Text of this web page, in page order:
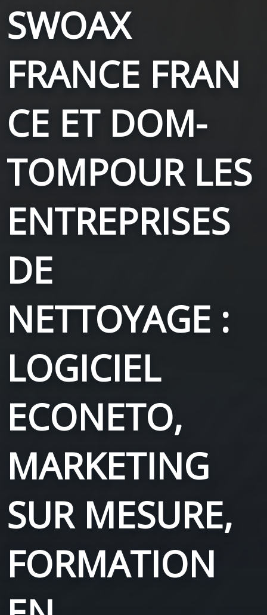
SWOAX
FRANCE FRAN
CE ET DOM-
TOMPOUR LES
ENTREPRISES
DE
NETTOYAGE :
LOGICIEL
ECONETO,
MARKETING
SUR MESURE,
FORMATION